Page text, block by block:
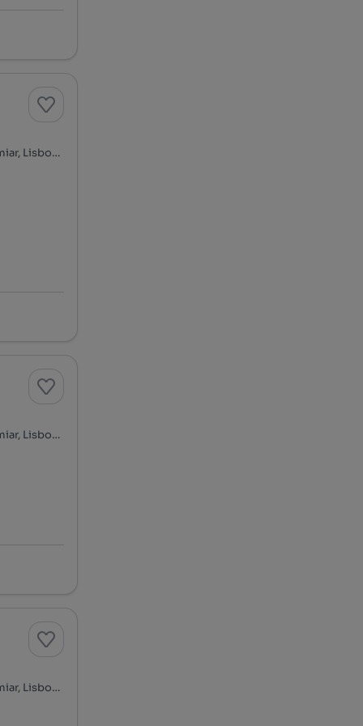
Alto do Lumiar - Quinta das Conchas - Quinta do Lambert, Lumiar, Lisboa, Lisboa
Alto do Lumiar - Quinta das Conchas - Quinta do Lambert, Lumiar, Lisboa, Lisboa
Alto do Lumiar - Quinta das Conchas - Quinta do Lambert, Lumiar, Lisboa, Lisboa